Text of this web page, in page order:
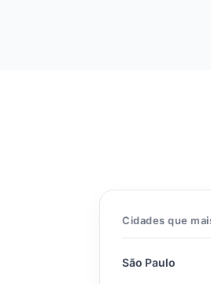
Cidades que
São Paulo